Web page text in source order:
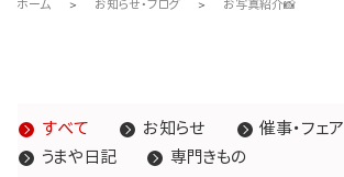
ホーム お知らせ・ブログ お写真紹介📸
すべて お知らせ
催事・フェア
うまや日記
専門きもの